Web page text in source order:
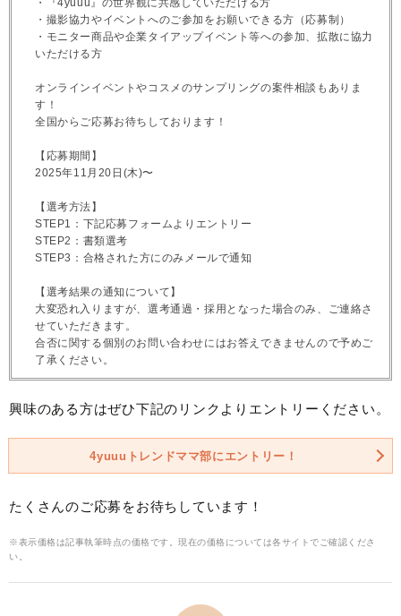
・『4yuuu』の世界観に共感していただける方
・撮影協力やイベントへのご参加をお願いできる方（応募制）
・モニター商品や企業タイアップイベント等への参加、拡散に協力
いただける方
オンラインイベントやコスメのサンプリングの案件相談もありま
す！
全国からご応募お待ちしております！
【応募期間】
2025年11月20日(木)〜
【選考方法】
STEP1：下記応募フォームよりエントリー
STEP2：書類選考
STEP3：合格された方にのみメールで通知
【選考結果の通知について】
大変恐れ入りますが、選考通過・採用となった場合のみ、ご連絡さ
せていただきます。
合否に関する個別のお問い合わせにはお答えできませんので予めご
了承ください。
興味のある方はぜひ下記のリンクよりエントリーください。
4yuuuトレンドママ部にエントリー！
たくさんのご応募をお待ちしています！
※表示価格は記事執筆時点の価格です。現在の価格については各サイトでご確認くださ
い。